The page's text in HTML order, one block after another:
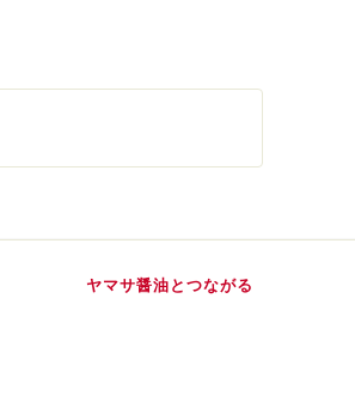
ヤマサ醤油とつながる